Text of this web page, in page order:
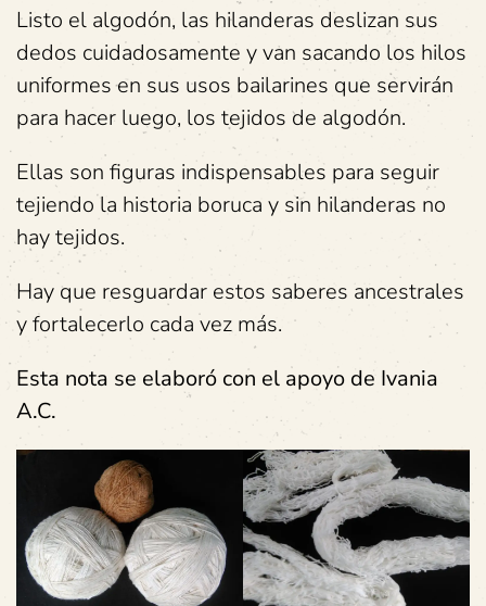
Listo el algodón, las hilanderas deslizan sus
dedos cuidadosamente y van sacando los hilos
uniformes en sus usos bailarines que servirán
para hacer luego, los tejidos de algodón.
Ellas son figuras indispensables para seguir
tejiendo la historia boruca y sin hilanderas no
hay tejidos.
Hay que resguardar estos saberes ancestrales
y fortalecerlo cada vez más.
Esta nota se elaboró con el apoyo de Ivania
A.C.